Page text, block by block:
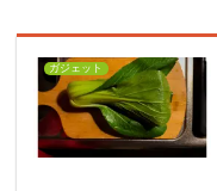
ガジェット